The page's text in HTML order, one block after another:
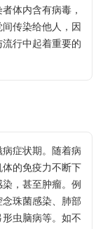
体内含有病毒，
传染给他人，因
行中起着重要的
症状期。随着病
的免疫力不断下
，甚至肿瘤。例
珠菌感染、肺部
虫脑病等。如不